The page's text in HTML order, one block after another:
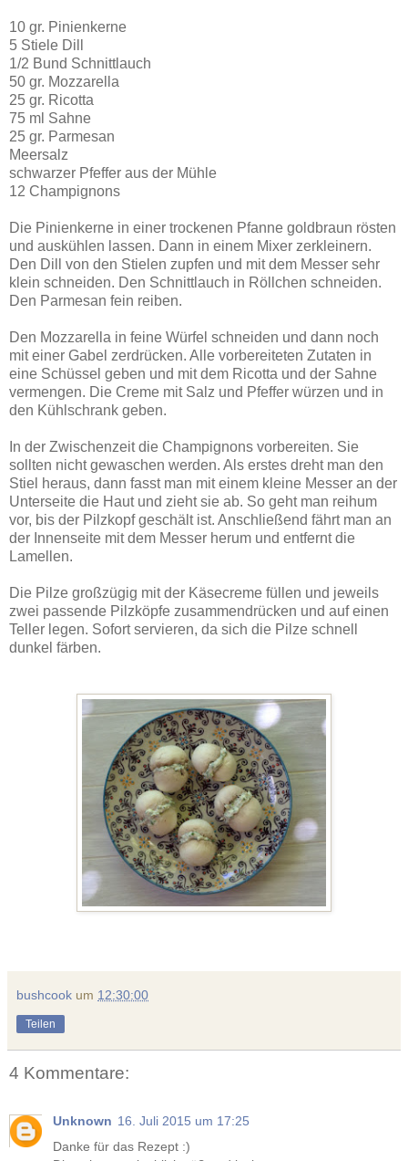
10 gr. Pinienkerne
5 Stiele Dill
1/2 Bund Schnittlauch
50 gr. Mozzarella
25 gr. Ricotta
75 ml Sahne
25 gr. Parmesan
Meersalz
schwarzer Pfeffer aus der Mühle
12 Champignons
Die Pinienkerne in einer trockenen Pfanne goldbraun rösten
und auskühlen lassen. Dann in einem Mixer zerkleinern.
Den Dill von den Stielen zupfen und mit dem Messer sehr
klein schneiden. Den Schnittlauch in Röllchen schneiden.
Den Parmesan fein reiben.
Den Mozzarella in feine Würfel schneiden und dann noch
mit einer Gabel zerdrücken. Alle vorbereiteten Zutaten in
eine Schüssel geben und mit dem Ricotta und der Sahne
vermengen. Die Creme mit Salz und Pfeffer würzen und in
den Kühlschrank geben.
In der Zwischenzeit die Champignons vorbereiten. Sie
sollten nicht gewaschen werden. Als erstes dreht man den
Stiel heraus, dann fasst man mit einem kleine Messer an der
Unterseite die Haut und zieht sie ab. So geht man reihum
vor, bis der Pilzkopf geschält ist. Anschließend fährt man an
der Innenseite mit dem Messer herum und entfernt die
Lamellen.
Die Pilze großzügig mit der Käsecreme füllen und jeweils
zwei passende Pilzköpfe zusammendrücken und auf einen
Teller legen. Sofort servieren, da sich die Pilze schnell
dunkel färben.
bushcook um 12:30:00
Teilen
4 Kommentare:
Unknown 16. Juli 2015 um 17:25
Danke für das Rezept :)